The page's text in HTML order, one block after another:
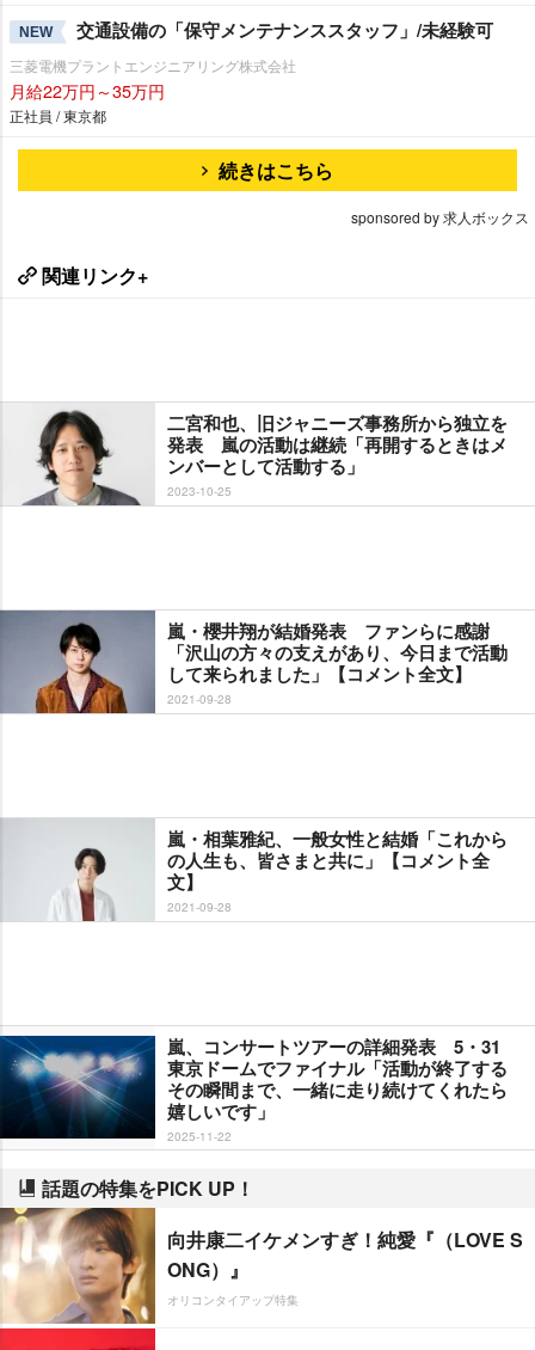
NEW 交通設備の「保守メンテナンススタッフ」/未経験可
三菱電機プラントエンジニアリング株式会社
月給22万円～35万円
正社員 / 東京都
続きはこちら
sponsored by 求人ボックス
関連リンク+
二宮和也、旧ジャニーズ事務所から独立を
発表 嵐の活動は継続「再開するときはメ
ンバーとして活動する」
2023-10-25
嵐・櫻井翔が結婚発表 ファンらに感謝
「沢山の方々の支えがあり、今日まで活動
して来られました」【コメント全文】
2021-09-28
嵐・相葉雅紀、一般女性と結婚「これから
の人生も、皆さまと共に」【コメント全
文】
2021-09-28
嵐、コンサートツアーの詳細発表 5・31
東京ドームでファイナル「活動が終了する
その瞬間まで、一緒に走り続けてくれたら
嬉しいです」
2025-11-22
話題の特集をPICK UP！
向井康二イケメンすぎ！純愛『（LOVE S
ONG）』
オリコンタイアップ特集